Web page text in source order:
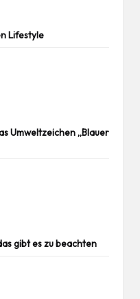
Lifestyle
Umweltzeichen „Blauer
gibt es zu beachten